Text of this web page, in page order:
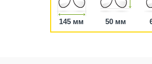
145 мм 50 мм